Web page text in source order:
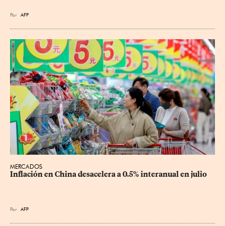
Por AFP
MERCADOS
Inflación en China desacelera a 0.5% interanual en julio
Por AFP